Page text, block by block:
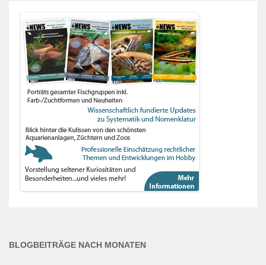
BLOGBEITRÄGE NACH MONATEN